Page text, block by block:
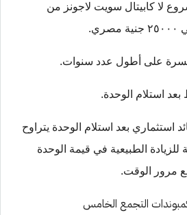
لا كابيتال سويت لاجونز من
على أطول عدد سنوات.
استلام الوحدة.
بعد استلام الوحدة يتراوح
% إضافة للزيادة الطبيعية في قيمة الوحدة
مع مرور الوقت.
التجمع الخامس